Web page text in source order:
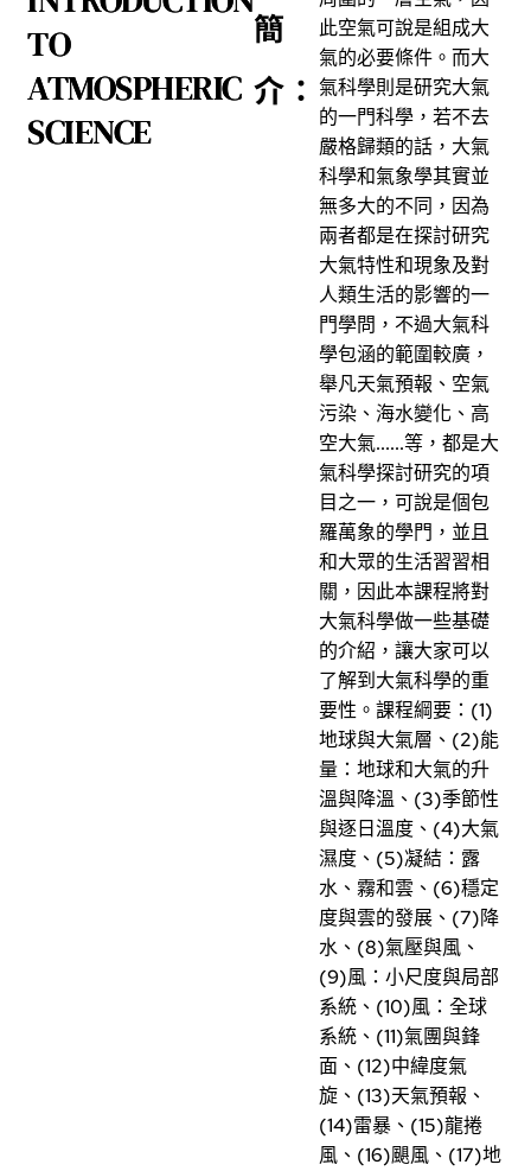
TO
ATMOSPHERIC
SCIENCE
簡
介：
此空氣可說是組成大
氣的必要條件。而大
氣科學則是研究大氣
的一門科學，若不去
嚴格歸類的話，大氣
科學和氣象學其實並
無多大的不同，因為
兩者都是在探討研究
大氣特性和現象及對
人類生活的影響的一
門學問，不過大氣科
學包涵的範圍較廣，
舉凡天氣預報、空氣
污染、海水變化、高
空大氣......等，都是大
氣科學探討研究的項
目之一，可說是個包
羅萬象的學門，並且
和大眾的生活習習相
關，因此本課程將對
大氣科學做一些基礎
的介紹，讓大家可以
了解到大氣科學的重
要性。課程綱要：(1)
地球與大氣層、(2)能
量：地球和大氣的升
溫與降溫、(3)季節性
與逐日溫度、(4)大氣
濕度、(5)凝結：露
水、霧和雲、(6)穩定
度與雲的發展、(7)降
水、(8)氣壓與風、
(9)風：小尺度與局部
系統、(10)風：全球
系統、(11)氣團與鋒
面、(12)中緯度氣
旋、(13)天氣預報、
(14)雷暴、(15)龍捲
風、(16)颶風、(17)地